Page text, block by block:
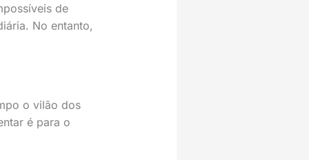
de
No entanto,
o vilão dos
é para o